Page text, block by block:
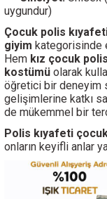
uygundur)
Çocuk polis
giyim kategorisinde
Hem kız çocuk
kostümü olarak
öğretici bir deneyim
gelişimlerine katkı
de mükemmel bir
Polis kıyafeti
onların keyifli anlar